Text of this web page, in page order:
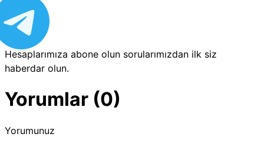
Hesaplarımıza abone olun sorularımızdan ilk siz
haberdar olun.
Yorumlar (0)
Yorumunuz